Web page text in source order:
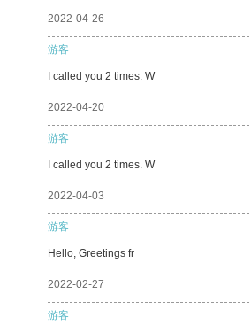
2022-04-26
游客
I called you 2 times. W
2022-04-20
游客
I called you 2 times. W
2022-04-03
游客
Hello, Greetings fr
2022-02-27
游客